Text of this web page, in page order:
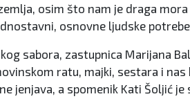
osim što nam je draga
osnovne ljudske
sabora, zastupnica Marijana
ratu, majki, sestara i
jenjava, a spomenik Kati Šoljić